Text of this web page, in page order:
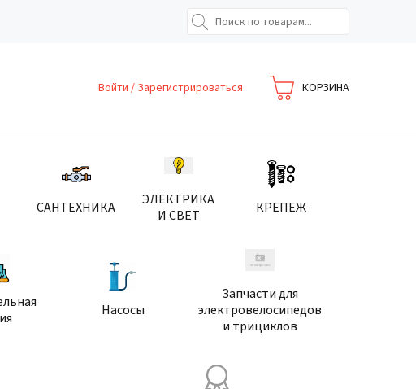
Войти / Зарегистрироваться КОРЗИНА
САНТЕХНИКА
ЭЛЕКТРИКА
И СВЕТ
КРЕПЕЖ
Насосы
Запчасти для
электровелосипедов
и трициклов